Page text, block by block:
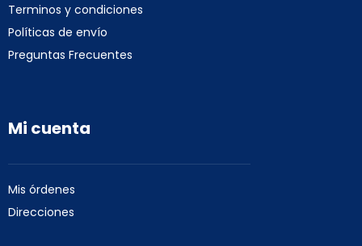
Terminos y condiciones
Políticas de envío
Preguntas Frecuentes
Mi cuenta
Mis órdenes
Direcciones